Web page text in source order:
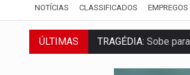
NOTÍCIAS CLASSIFICADOS EMPREGOS
ÚLTIMAS TRAGÉDIA: Sobe